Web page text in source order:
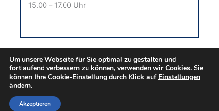
15.00 – 17.00 Uhr
Volkshochschulen in Dithmarschen e.V. · Süderstraße
Um unsere Webseite für Sie optimal zu gestalten und
fortlaufend verbessern zu können, verwenden wir Cookies. Sie
können Ihre Cookie-Einstellung durch Klick auf Einstellungen
ändern.
Akzeptieren